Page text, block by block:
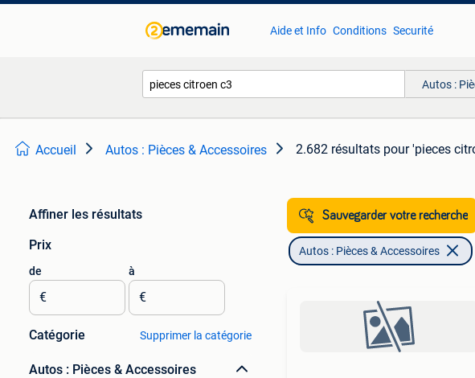
Aide et Info Conditions Securité
Autos :
Accueil Autos : Pièces & Accessoires 2.682 résultats pour 'pieces
Affiner les résultats
Prix
de
€
à
€
Catégorie Supprimer la catégorie
Autos : Pièces & Accessoires
Sauvegarder votre recherche
Autos : Pièces & Accessoires